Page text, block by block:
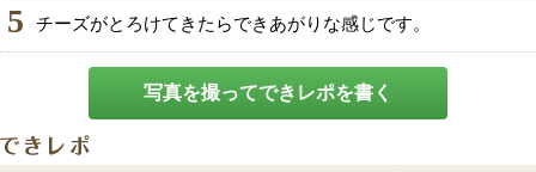
5 チーズがとろけてきたらできあがりな感じです。
写真を撮ってできレポを書く